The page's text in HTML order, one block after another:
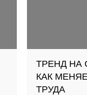
ТРЕНД НА
КАК
ТРУДА